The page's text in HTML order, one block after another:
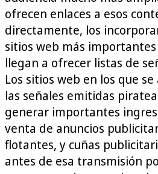
ofrecen enlaces a esos
directamente, los
sitios web más
llegan a ofrecer listas de
Los sitios web en los que
las señales emitidas
generar importantes
venta de anuncios
flotantes, y cuñas
antes de esa transmisión